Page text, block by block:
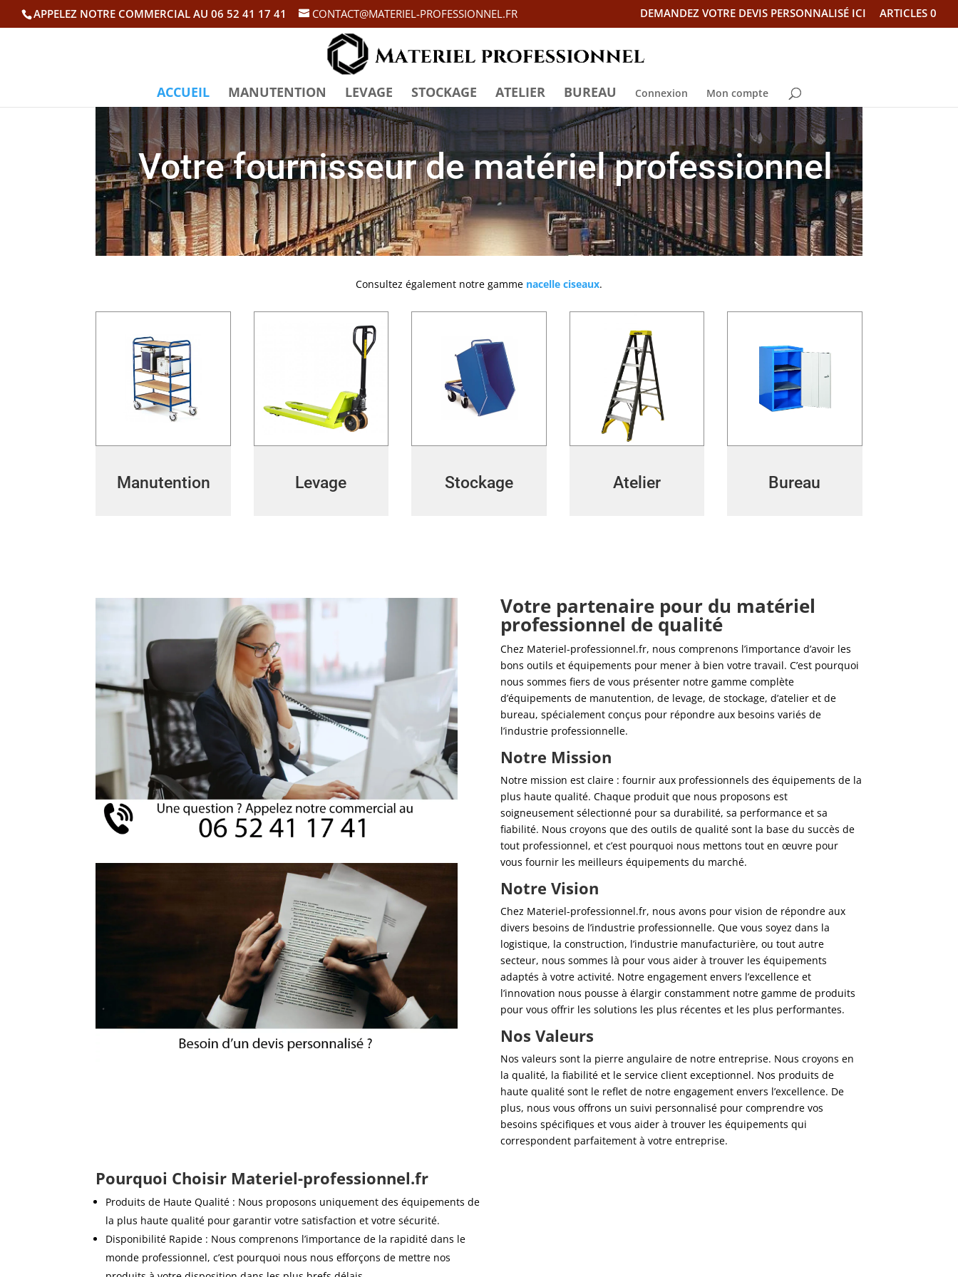
APPELEZ NOTRE COMMERCIAL AU 06 52 41 17 41 CONTACT@MATERIEL-PROFESSIONNEL.FR DEMANDEZ VOTRE DEVIS PERSONNALISÉ ICI ARTICLES 0
ACCUEIL MANUTENTION LEVAGE STOCKAGE ATELIER BUREAU Connexion Mon compte
Votre fournisseur de matériel professionnel
Consultez également notre gamme nacelle ciseaux.
Manutention Levage Stockage Atelier Bureau
Votre partenaire pour du matériel
professionnel de qualité
Chez Materiel-professionnel.fr, nous comprenons l’importance d’avoir les
bons outils et équipements pour mener à bien votre travail. C’est pourquoi
nous sommes fiers de vous présenter notre gamme complète
d’équipements de manutention, de levage, de stockage, d’atelier et de
bureau, spécialement conçus pour répondre aux besoins variés de
l’industrie professionnelle.
Notre Mission
Notre mission est claire : fournir aux professionnels des équipements de la
plus haute qualité. Chaque produit que nous proposons est
soigneusement sélectionné pour sa durabilité, sa performance et sa
fiabilité. Nous croyons que des outils de qualité sont la base du succès de
tout professionnel, et c’est pourquoi nous mettons tout en œuvre pour
vous fournir les meilleurs équipements du marché.
Notre Vision
Chez Materiel-professionnel.fr, nous avons pour vision de répondre aux
divers besoins de l’industrie professionnelle. Que vous soyez dans la
logistique, la construction, l’industrie manufacturière, ou tout autre
secteur, nous sommes là pour vous aider à trouver les équipements
adaptés à votre activité. Notre engagement envers l’excellence et
l’innovation nous pousse à élargir constamment notre gamme de produits
pour vous offrir les solutions les plus récentes et les plus performantes.
Nos Valeurs
Nos valeurs sont la pierre angulaire de notre entreprise. Nous croyons en
la qualité, la fiabilité et le service client exceptionnel. Nos produits de
haute qualité sont le reflet de notre engagement envers l’excellence. De
plus, nous vous offrons un suivi personnalisé pour comprendre vos
besoins spécifiques et vous aider à trouver les équipements qui
correspondent parfaitement à votre entreprise.
Pourquoi Choisir Materiel-professionnel.fr
Produits de Haute Qualité : Nous proposons uniquement des équipements de
la plus haute qualité pour garantir votre satisfaction et votre sécurité.
Disponibilité Rapide : Nous comprenons l’importance de la rapidité dans le
monde professionnel, c’est pourquoi nous nous efforçons de mettre nos